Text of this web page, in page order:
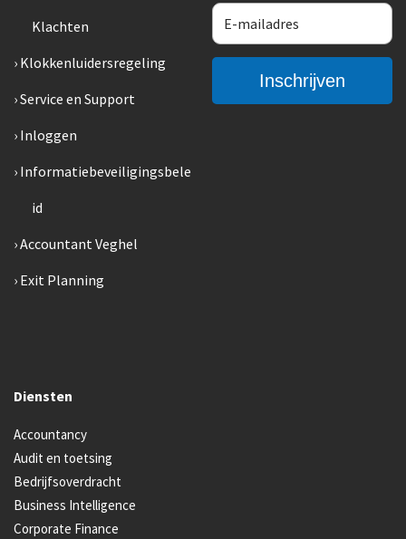
Klachten
Klokkenluidersregeling
Service en Support
Inloggen
Informatiebeveiligingsbele
id
Accountant Veghel
Exit Planning
Diensten
Accountancy
Audit en toetsing
Bedrijfsoverdracht
Business Intelligence
Corporate Finance